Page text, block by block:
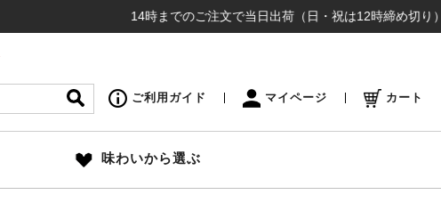
14時までのご注文で当日出荷（日・祝は12時締め切り）
ご利用ガイド マイページ カート
味わいから選ぶ